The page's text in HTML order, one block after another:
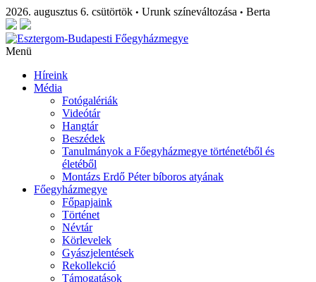
2026. augusztus 6. csütörtök • Urunk színeváltozása • Berta
Menü
Híreink
Média
Fotógalériák
Videótár
Hangtár
Beszédek
Tanulmányok a Főegyházmegye történetéből és
életéből
Montázs Erdő Péter bíboros atyának
Főegyházmegye
Főpapjaink
Történet
Névtár
Körlevelek
Gyászjelentések
Rekollekció
Támogatások